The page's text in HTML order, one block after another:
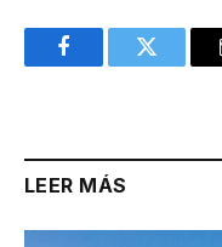
FacebookTwitter
LEER MÁS